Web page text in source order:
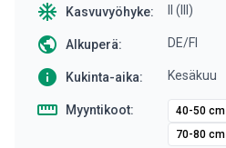
ac_unit Kasvuvyöhyke: II (III)
public Alkuperä: DE/FI
info Kukinta-aika: Kesäkuu
straighten Myyntikoot: 40-50 cm
70-80 cm